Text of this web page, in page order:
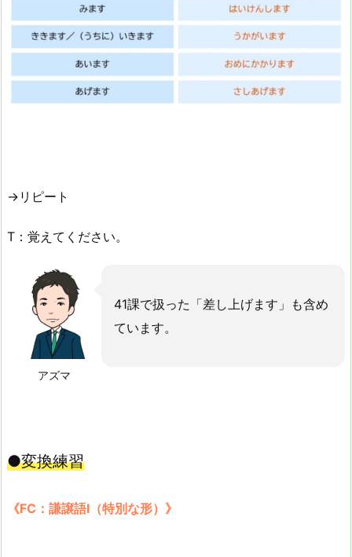
→リピート
T：覚えてください。
アズマ
41課で扱った「差し上げます」も含め
ています。
●変換練習
《FC：謙譲語Ⅰ（特別な形）》